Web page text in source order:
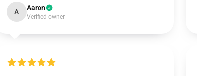
A Aaron
Verified owner